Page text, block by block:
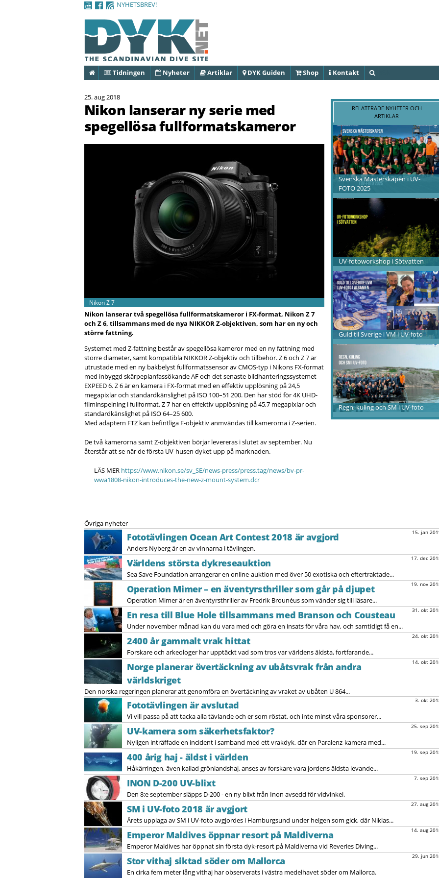
NYHETSBREV!
HemTidningen Nyheter Artiklar DYK Guiden Shop Kontakt
25. aug 2018
Nikon lanserar ny serie med
spegellösa fullformatskameror
Nikon Z 7
Nikon lanserar två spegellösa fullformatskameror i FX-format, Nikon Z 7
och Z 6, tillsammans med de nya NIKKOR Z-objektiven, som har en ny och
större fattning.
Systemet med Z-fattning består av spegellösa kameror med en ny fattning med
större diameter, samt kompatibla NIKKOR Z-objektiv och tillbehör. Z 6 och Z 7 är
utrustade med en ny bakbelyst fullformatssensor av CMOS-typ i Nikons FX-format
med inbyggd skärpeplanfassökande AF och det senaste bildhanteringssystemet
EXPEED 6. Z 6 är en kamera i FX-format med en effektiv upplösning på 24,5
megapixlar och standardkänslighet på ISO 100–51 200. Den har stöd för 4K UHD-
filminspelning i fullformat. Z 7 har en effektiv upplösning på 45,7 megapixlar och
standardkänslighet på ISO 64–25 600.
Med adaptern FTZ kan befintliga F-objektiv anmvändas till kamerorna i Z-serien.
De två kamerorna samt Z-objektiven börjar levereras i slutet av september. Nu
återstår att se när de första UV-husen dyket upp på marknaden.
LÄS MER https://www.nikon.se/sv_SE/news-press/press.tag/news/bv-pr-
wwa1808-nikon-introduces-the-new-z-mount-system.dcr
RELATERADE NYHETER OCH
ARTIKLAR
Svenska Mästerskapen i UV-
FOTO 2025
UV-fotoworkshop i Sötvatten
Guld til Sverige i VM i UV-foto
Regn, kuling och SM i UV-foto
Övriga nyheter
15. jan
Fototävlingen Ocean Art Contest 2018 är avgjord
Anders Nyberg är en av vinnarna i tävlingen.
17. dec
Världens största dykreseauktion
Sea Save Foundation arrangerar en online-auktion med över 50 exotiska och eftertraktade...
19. nov
Operation Mimer – en äventyrsthriller som går på djupet
Operation Mimer är en äventyrsthriller av Fredrik Brounéus som vänder sig till läsare...
31. okt
En resa till Blue Hole tillsammans med Branson och Cousteau
Under november månad kan du vara med och göra en insats för våra hav, och samtidigt få en...
24. okt
2400 år gammalt vrak hittat
Forskare och arkeologer har upptäckt vad som tros var världens äldsta, fortfarande...
14. okt
Norge planerar övertäckning av ubåtsvrak från andra
världskriget
Den norska regeringen planerar att genomföra en övertäckning av vraket av ubåten U 864...
3. okt
Fototävlingen är avslutad
Vi vill passa på att tacka alla tävlande och er som röstat, och inte minst våra sponsorer...
25. sep
UV-kamera som säkerhetsfaktor?
Nyligen inträffade en incident i samband med ett vrakdyk, där en Paralenz-kamera med...
19. sep
400 årig haj - äldst i världen
Håkärringen, även kallad grönlandshaj, anses av forskare vara jordens äldsta levande...
7. sep
INON D-200 UV-blixt
Den 8:e september släpps D-200 - en ny blixt från Inon avsedd för vidvinkel.
27. aug
SM i UV-foto 2018 är avgjort
Årets upplaga av SM i UV-foto avgjordes i Hamburgsund under helgen som gick, där Niklas...
14. aug
Emperor Maldives öppnar resort på Maldiverna
Emperor Maldives har öppnat sin första dyk-resort på Maldiverna vid Reveries Diving...
29. jun
Stor vithaj siktad söder om Mallorca
En cirka fem meter lång vithaj har observerats i västra medelhavet söder om Mallorca.